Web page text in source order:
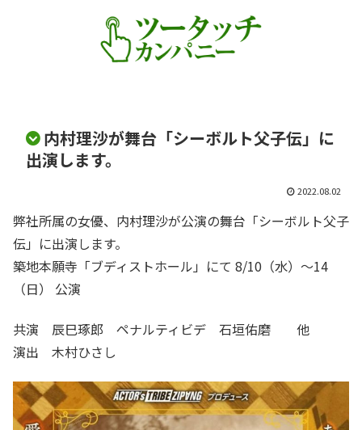
内村理沙が舞台「シーボルト父子伝」に
出演します。
2022.08.02
弊社所属の女優、内村理沙が公演の舞台「シーボルト父子
伝」に出演します。
築地本願寺「ブディストホール」にて 8/10（水）〜14
（日） 公演
共演 辰巳琢郎 ペナルティビデ 石垣佑磨 他
演出 木村ひさし